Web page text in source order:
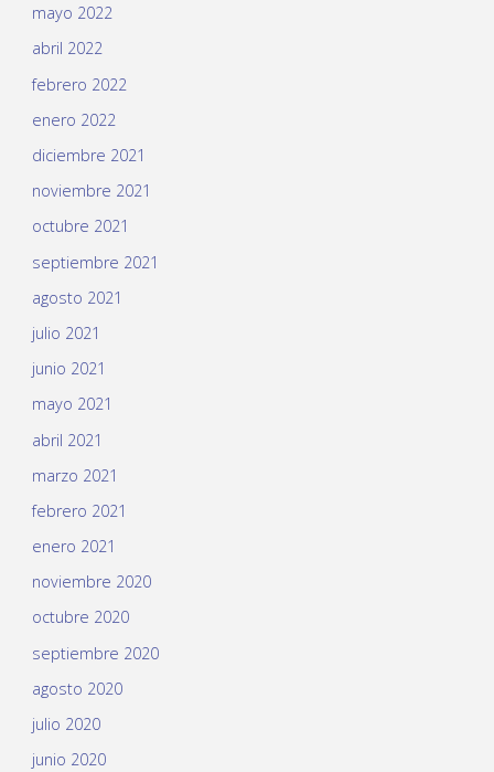
mayo 2022
abril 2022
febrero 2022
enero 2022
diciembre 2021
noviembre 2021
octubre 2021
septiembre 2021
agosto 2021
julio 2021
junio 2021
mayo 2021
abril 2021
marzo 2021
febrero 2021
enero 2021
noviembre 2020
octubre 2020
septiembre 2020
agosto 2020
julio 2020
junio 2020